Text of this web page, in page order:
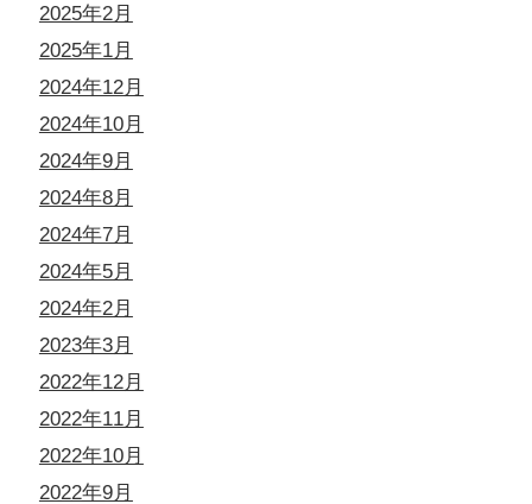
2025年2月
2025年1月
2024年12月
2024年10月
2024年9月
2024年8月
2024年7月
2024年5月
2024年2月
2023年3月
2022年12月
2022年11月
2022年10月
2022年9月